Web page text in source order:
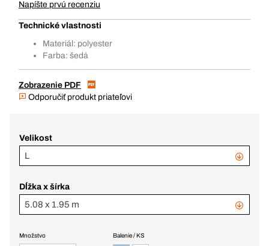
Napíšte prvú recenziu
Technické vlastnosti
Materiál: polyester
Farba: šedá
Zobrazenie PDF
Odporučiť produkt priateľovi
Velikost
L
Dĺžka x šírka
5.08 x 1.95 m
Balenie / KS
Množstvo